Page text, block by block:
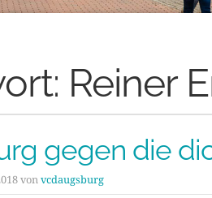
Reiner
gegen die
vonvcdaugsburg